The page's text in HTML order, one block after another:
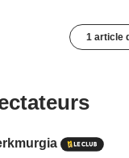
1 article